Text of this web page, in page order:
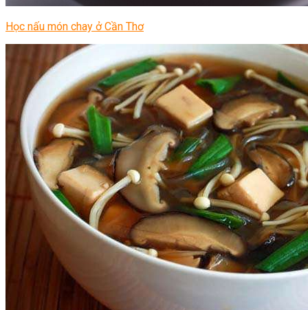
Học nấu món chay ở Cần Thơ